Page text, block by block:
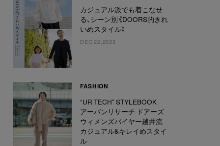
カジュアル派でも着こなせ
る、シーン別《DOORS的きれ
いめスタイル》
DEC 22,2023
FASHION
“UR TECH” STYLEBOOK
アーバンリサーチ ドアーズ
ウィメンズバイヤー越井流
カジュアル&キレイめスタイ
ル